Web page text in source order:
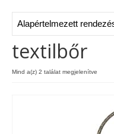
Termékek
Szettek
Akciós termékek
Neszeszerek
textilbőr
Mind a(z) 2 találat megjelenítve